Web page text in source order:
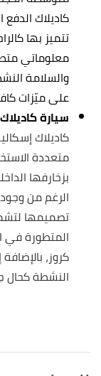
كاديلاك
تتميز بها
معلوماتي
والسلامة
على ميّزات
سيارة
كاديلاك
متعددة
بزخارفها
تصميمها
المتطورة في
كروز،
النشطة كحال